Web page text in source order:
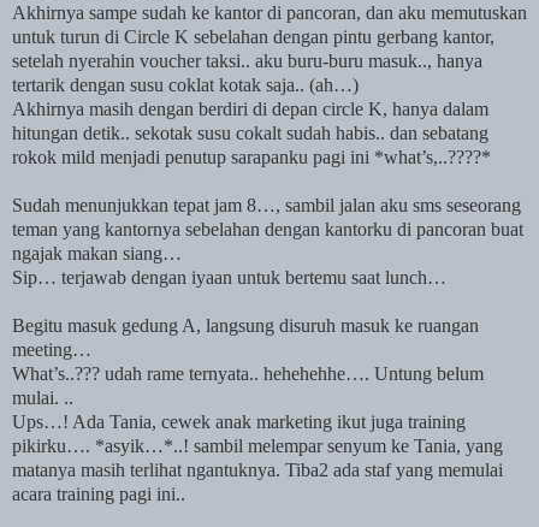
Akhirnya sampe sudah ke kantor di pancoran, dan aku memutuskan
untuk turun di Circle K sebelahan dengan pintu gerbang kantor,
setelah nyerahin voucher taksi.. aku buru-buru masuk.., hanya
tertarik dengan susu coklat kotak saja.. (ah…)
Akhirnya masih dengan berdiri di depan circle K, hanya dalam
hitungan detik.. sekotak susu cokalt sudah habis.. dan sebatang
rokok mild menjadi penutup sarapanku pagi ini *what’s,..????*
Sudah menunjukkan tepat jam 8…, sambil jalan aku sms seseorang
teman yang kantornya sebelahan dengan kantorku di pancoran buat
ngajak makan siang…
Sip… terjawab dengan iyaan untuk bertemu saat lunch…
Begitu masuk gedung A, langsung disuruh masuk ke ruangan
meeting…
What’s..??? udah rame ternyata.. hehehehhe…. Untung belum
mulai. ..
Ups…! Ada Tania, cewek anak marketing ikut juga training
pikirku…. *asyik…*..! sambil melempar senyum ke Tania, yang
matanya masih terlihat ngantuknya. Tiba2 ada staf yang memulai
acara training pagi ini..